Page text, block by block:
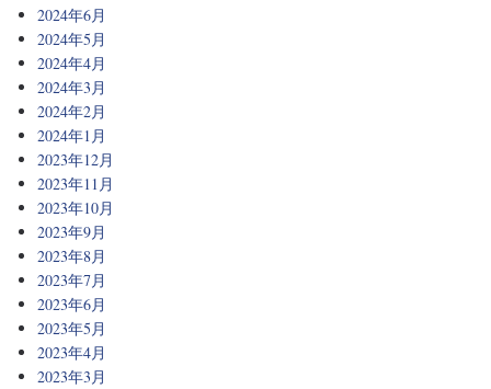
2024年6月
2024年5月
2024年4月
2024年3月
2024年2月
2024年1月
2023年12月
2023年11月
2023年10月
2023年9月
2023年8月
2023年7月
2023年6月
2023年5月
2023年4月
2023年3月